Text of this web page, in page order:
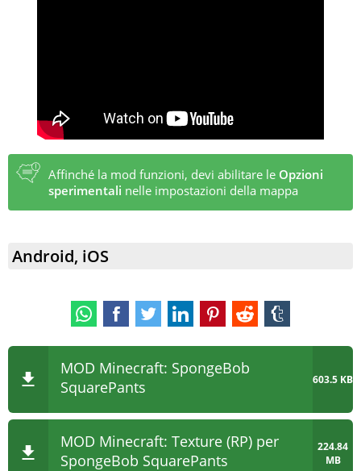
Affinché la mod funzioni, devi abilitare le Opzioni
sperimentali nelle impostazioni della mappa
Android, iOS
MOD Minecraft: SpongeBob
SquarePants
603.5 KB
MOD Minecraft: Texture (RP) per
SpongeBob SquarePants
224.84
MB